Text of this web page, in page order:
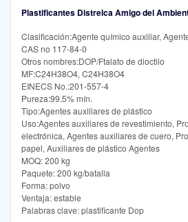
Plastificantes Distrelca Amigo del
Clasificación:Agente químico auxiliar,
CAS no 117-84-0
Otros nombres:DOP/Ftalato de dioctilo
MF:C24H38O4, C24H38O4
EINECS No.:201-557-4
Pureza:99.5% mín.
Tipo:Agentes auxiliares de plástico
Uso:Agentes auxiliares de revestimiento,
electrónica, Agentes auxiliares de cuero,
papel, Auxiliares de plástico Agentes
MOQ: 200 kg
Paquete: 200 kg/batalla
Forma: polvo
Ventaja: estable
Palabras clave: plastificante Dop